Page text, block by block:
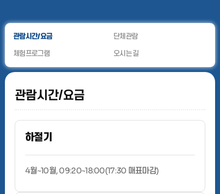
관람시간/요금
단체관람
체험프로그램
오시는 길
관람시간/요금
하절기
4월~10월, 09:20~18:00(17:30 매표마감)